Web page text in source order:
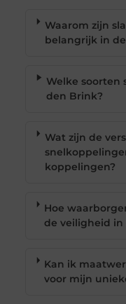
Waarom zijn
belangrijk in
Welke soorten
den Brink?
Wat zijn de
koppelingen?
Hoe
de veiligheid in
Kan ik
voor mijn